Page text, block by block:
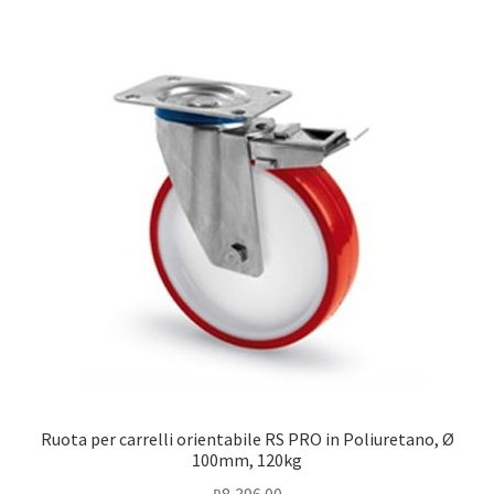
Ruota per carrelli orientabile RS PRO in Poliuretano, Ø
100mm, 120kg